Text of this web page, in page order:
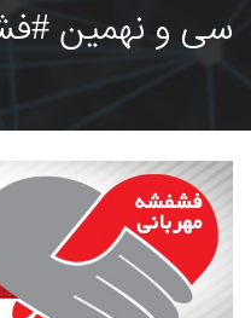
سی و نهمین